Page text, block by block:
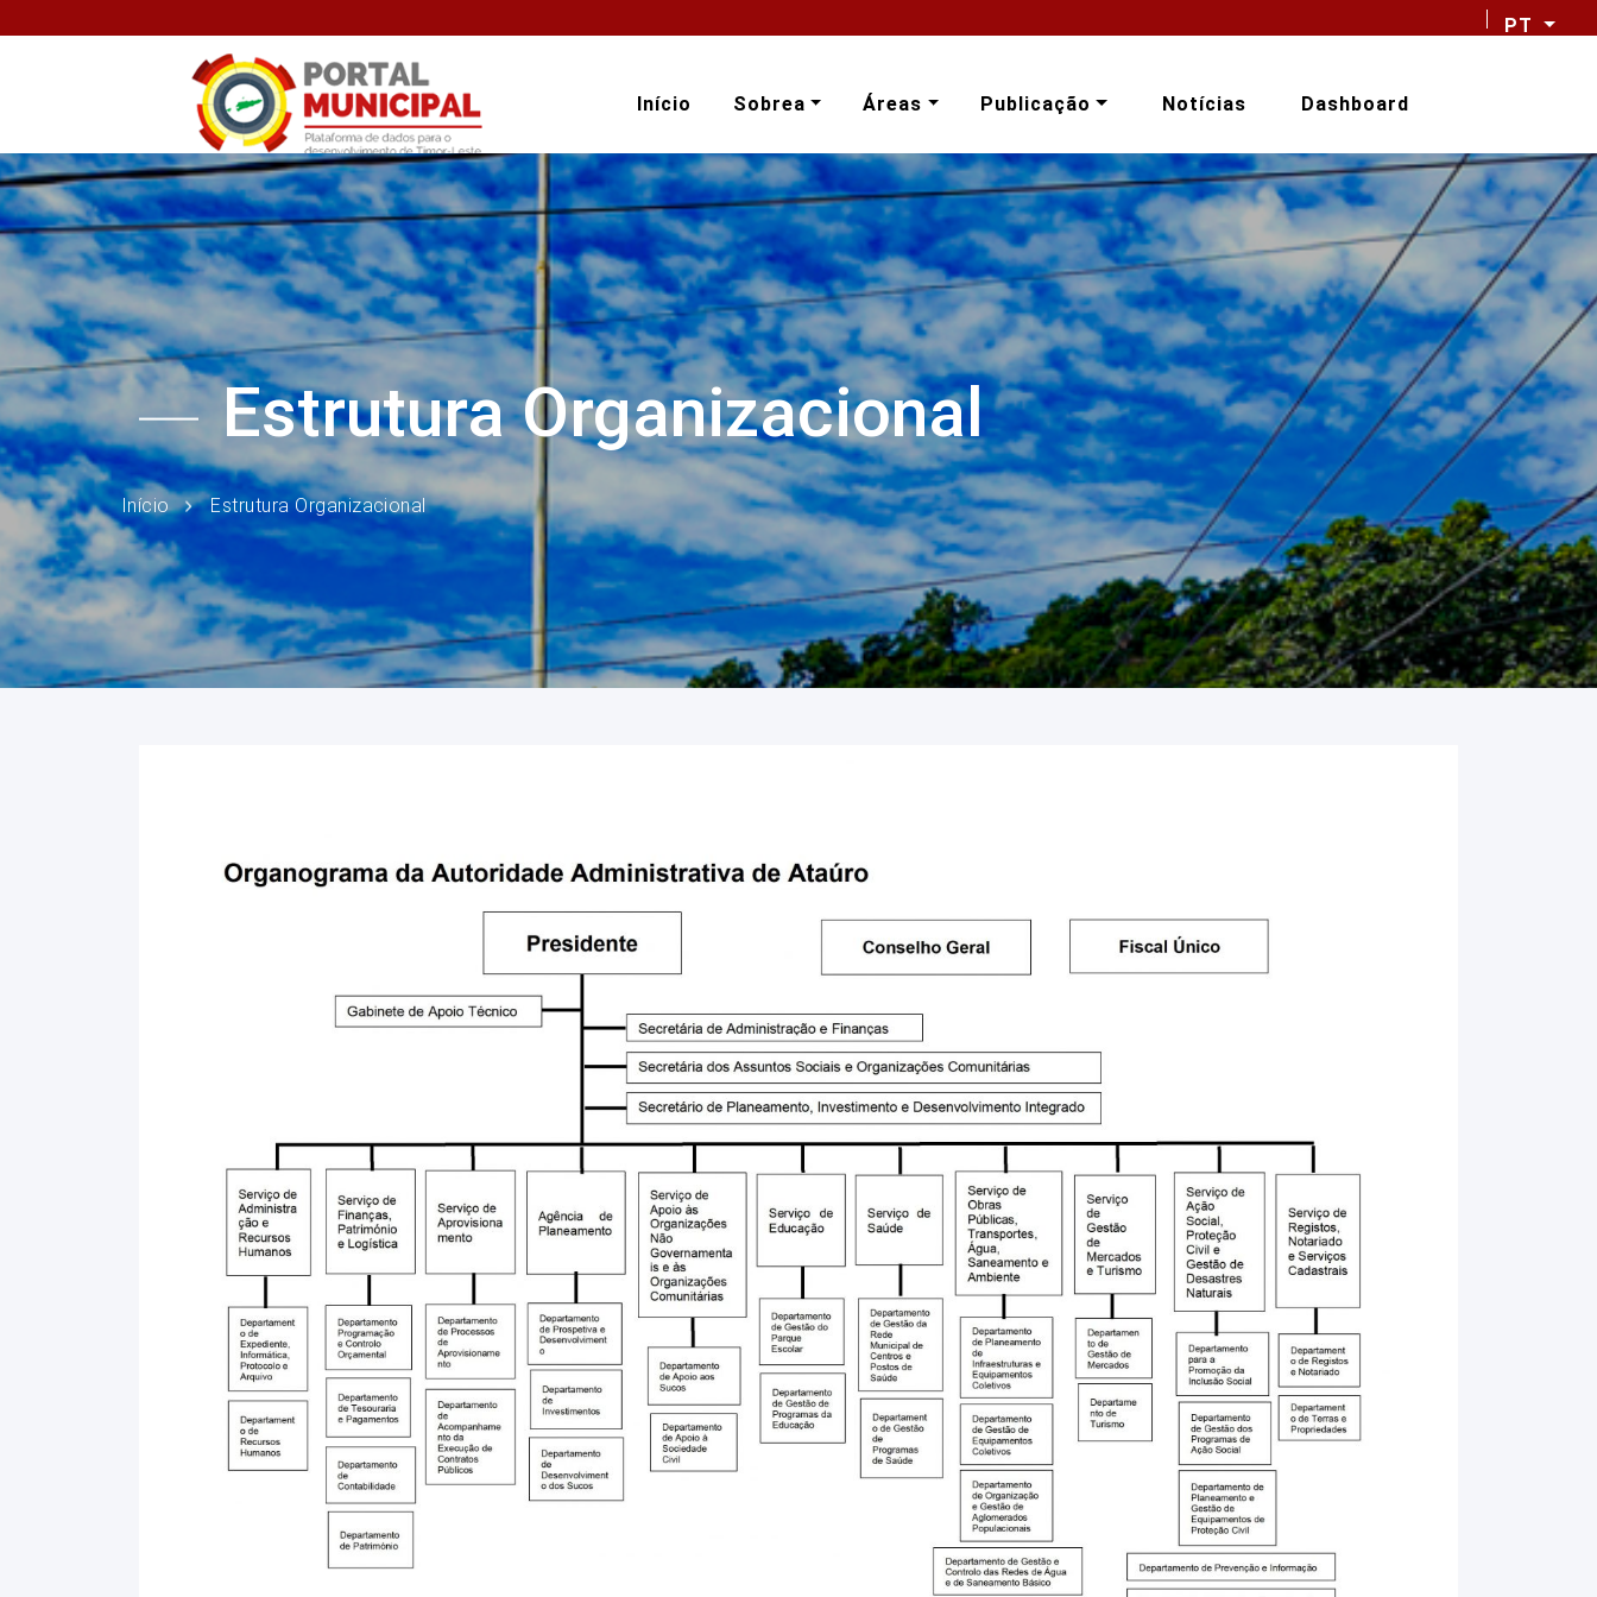
PT
Início Sobrea Áreas Publicação Notícias Dashboard
Estrutura Organizacional
Início Estrutura Organizacional